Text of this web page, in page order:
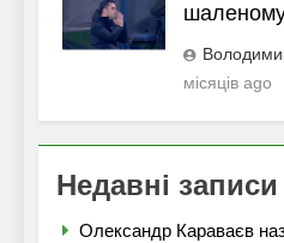
місяців ago
Недавні записи
Олександр Караваєв